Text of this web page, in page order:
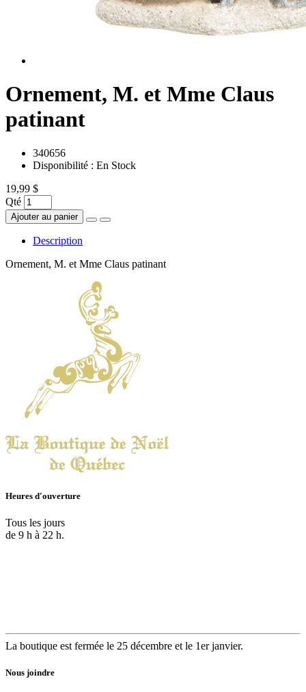
Ornement, M. et Mme Claus
patinant
340656
Disponibilité : En Stock
19,99 $
Qté
Ajouter au panier
Description
Ornement, M. et Mme Claus patinant
Heures d'ouverture
Tous les jours
de 9 h à 22 h.
La boutique est fermée le 25 décembre et le 1er janvier.
Nous joindre